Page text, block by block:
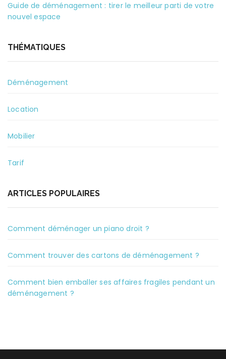
Guide de déménagement : tirer le meilleur parti de votre
nouvel espace
THÉMATIQUES
Déménagement
Location
Mobilier
Tarif
ARTICLES POPULAIRES
Comment déménager un piano droit ?
Comment trouver des cartons de déménagement ?
Comment bien emballer ses affaires fragiles pendant un
déménagement ?